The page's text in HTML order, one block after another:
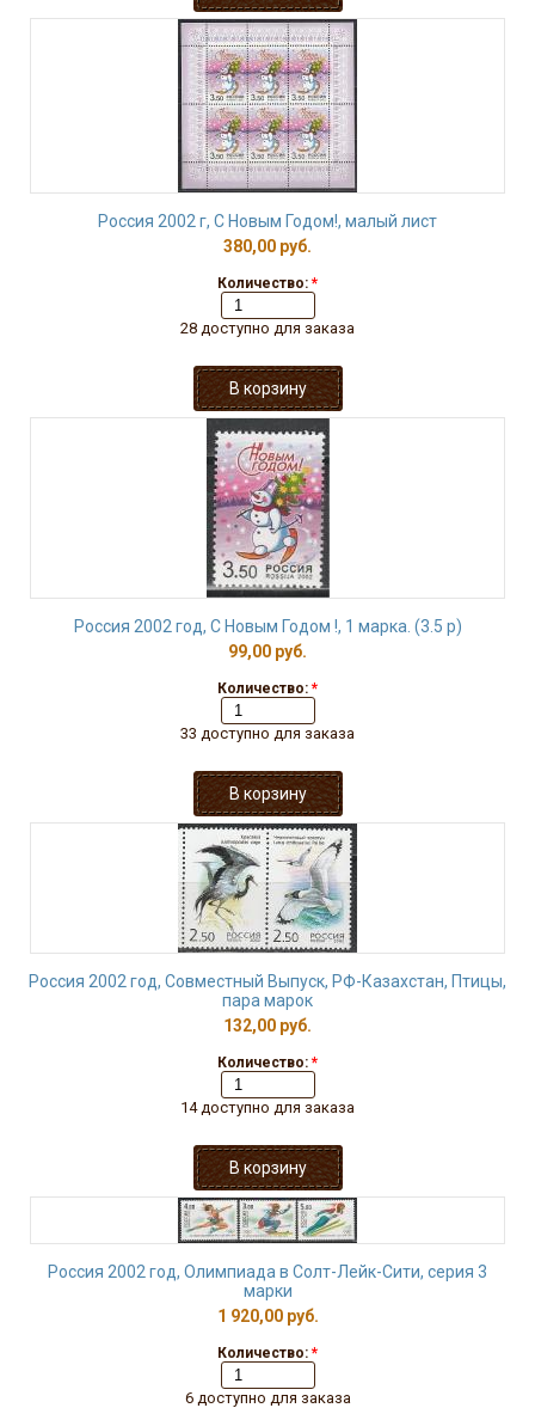
Россия 2002 г, С Новым Годом!, малый лист
380,00 руб.
Количество: *
28 доступно для заказа
Россия 2002 год, С Новым Годом !, 1 марка. (3.5 р)
99,00 руб.
Количество: *
33 доступно для заказа
Россия 2002 год, Совместный Выпуск, РФ-Казахстан, Птицы,
пара марок
132,00 руб.
Количество: *
14 доступно для заказа
Россия 2002 год, Олимпиада в Солт-Лейк-Сити, серия 3
марки
1 920,00 руб.
Количество: *
6 доступно для заказа